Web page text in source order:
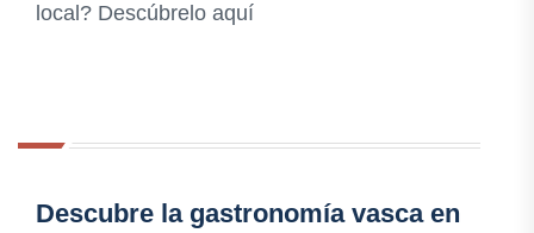
local? Descúbrelo aquí
Descubre la gastronomía vasca en